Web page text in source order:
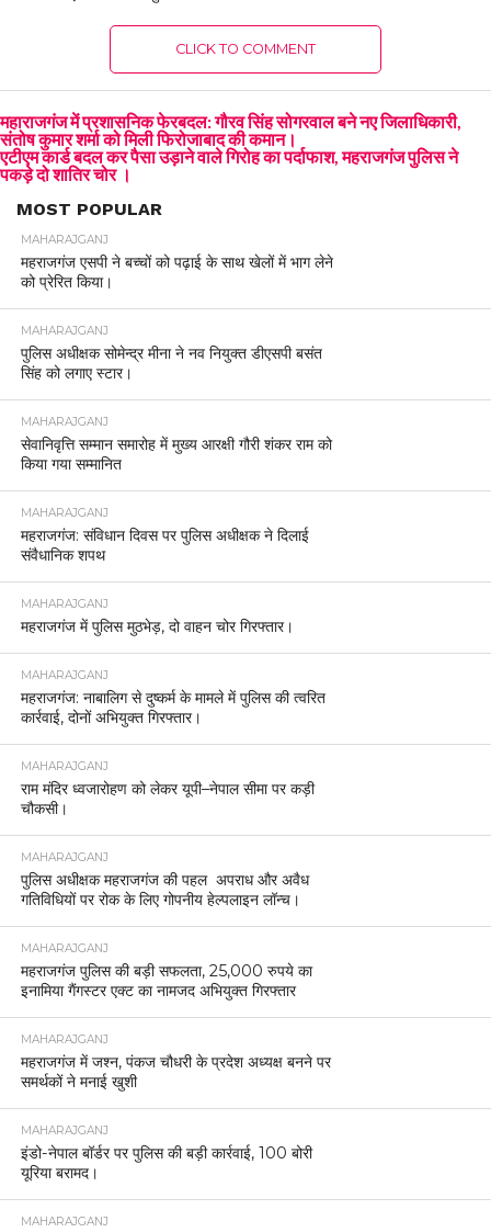
CLICK TO COMMENT
महाराजगंज में प्रशासनिक फेरबदल: गौरव सिंह सोगरवाल बने नए जिलाधिकारी,
संतोष कुमार शर्मा को मिली फिरोजाबाद की कमान।
एटीएम कार्ड बदल कर पैसा उड़ाने वाले गिरोह का पर्दाफाश, महराजगंज पुलिस ने
पकड़े दो शातिर चोर ।
MOST POPULAR
MAHARAJGANJ
महराजगंज एसपी ने बच्चों को पढ़ाई के साथ खेलों में भाग लेने
को प्रेरित किया।
MAHARAJGANJ
पुलिस अधीक्षक सोमेन्द्र मीना ने नव नियुक्त डीएसपी बसंत
सिंह को लगाए स्टार।
MAHARAJGANJ
सेवानिवृत्ति सम्मान समारोह में मुख्य आरक्षी गौरी शंकर राम को
किया गया सम्मानित
MAHARAJGANJ
महराजगंज: संविधान दिवस पर पुलिस अधीक्षक ने दिलाई
संवैधानिक शपथ
MAHARAJGANJ
महराजगंज में पुलिस मुठभेड़, दो वाहन चोर गिरफ्तार।
MAHARAJGANJ
महराजगंज: नाबालिग से दुष्कर्म के मामले में पुलिस की त्वरित
कार्रवाई, दोनों अभियुक्त गिरफ्तार।
MAHARAJGANJ
राम मंदिर ध्वजारोहण को लेकर यूपी–नेपाल सीमा पर कड़ी
चौकसी।
MAHARAJGANJ
पुलिस अधीक्षक महराजगंज की पहल अपराध और अवैध
गतिविधियों पर रोक के लिए गोपनीय हेल्पलाइन लॉन्च।
MAHARAJGANJ
महराजगंज पुलिस की बड़ी सफलता, 25,000 रुपये का
इनामिया गैंगस्टर एक्ट का नामजद अभियुक्त गिरफ्तार
MAHARAJGANJ
महराजगंज में जश्न, पंकज चौधरी के प्रदेश अध्यक्ष बनने पर
समर्थकों ने मनाई खुशी
MAHARAJGANJ
इंडो-नेपाल बॉर्डर पर पुलिस की बड़ी कार्रवाई, 100 बोरी
यूरिया बरामद।
MAHARAJGANJ